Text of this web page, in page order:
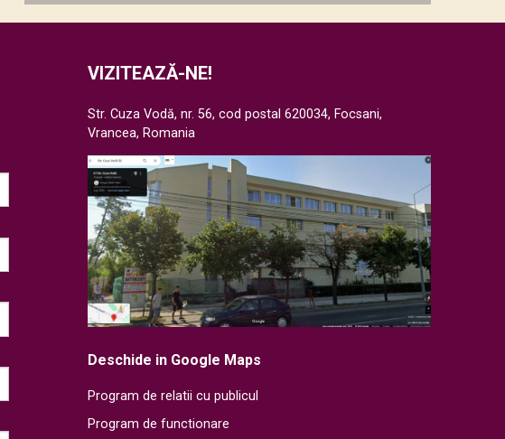
VIZITEAZĂ-NE!
Str. Cuza Vodă, nr. 56, cod postal 620034, Focsani,
Vrancea, Romania
Deschide in Google Maps
Program de relatii cu publicul
Program de functionare